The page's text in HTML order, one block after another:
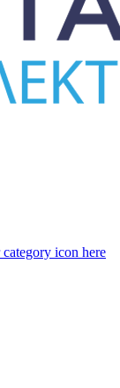
icon here